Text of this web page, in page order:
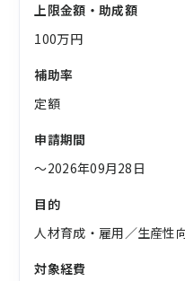
上限金額・助成額
100万円
補助率
定額
申請期間
〜2026年09月28日
目的
人材育成・雇用／生産性
対象経費